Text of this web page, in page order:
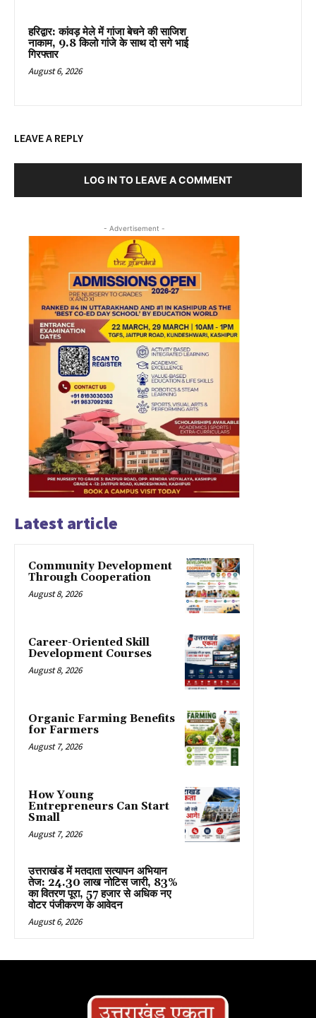
हरिद्वार: कांवड़ मेले में गांजा बेचने की साजिश
नाकाम, 9.8 किलो गांजे के साथ दो सगे भाई
गिरफ्तार
August 6, 2026
LEAVE A REPLY
LOG IN TO LEAVE A COMMENT
- Advertisement -
Latest article
Community Development
Through Cooperation
August 8, 2026
Career-Oriented Skill
Development Courses
August 8, 2026
Organic Farming Benefits
for Farmers
August 7, 2026
How Young
Entrepreneurs Can Start
Small
August 7, 2026
उत्तराखंड में मतदाता सत्यापन अभियान
तेज: 24.30 लाख नोटिस जारी, 83%
का वितरण पूरा, 57 हजार से अधिक नए
वोटर पंजीकरण के आवेदन
August 6, 2026